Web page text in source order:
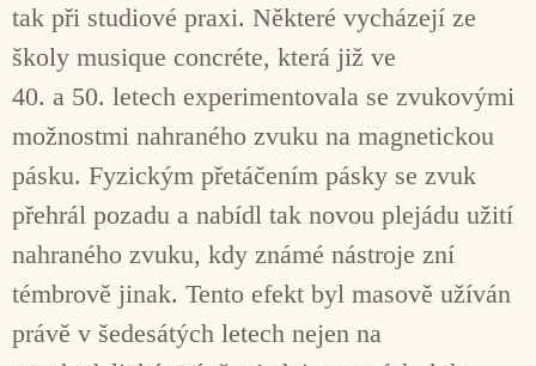
tak při studiové praxi. Některé vycházejí ze
školy musique concréte, která již ve
40. a 50. letech experimentovala se zvukovými
možnostmi nahraného zvuku na magnetickou
pásku. Fyzickým přetáčením pásky se zvuk
přehrál pozadu a nabídl tak novou plejádu užití
nahraného zvuku, kdy známé nástroje zní
témbrově jinak. Tento efekt byl masově užíván
právě v šedesátých letech nejen na